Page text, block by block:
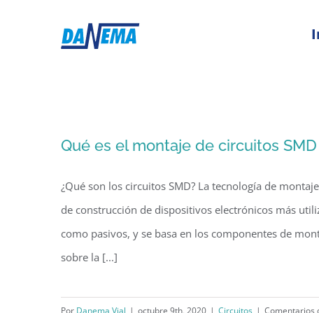
Qué es el montaje de circuitos SMD
¿Qué son los circuitos SMD? La tecnología de
de construcción de dispositivos electrónicos más
como pasivos, y se basa en los componentes de
sobre la [...]
Por Danema Vial | octubre 9th, 2020 | Circuitos | Comentarios